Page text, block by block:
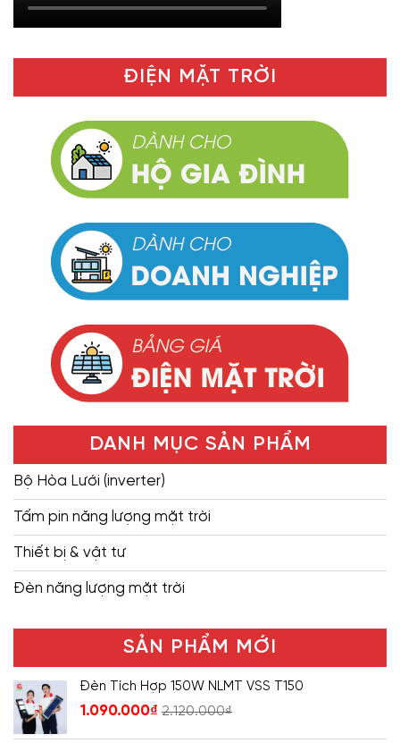
ĐIỆN MẶT TRỜI
DANH MỤC SẢN PHẨM
Bộ Hòa Lưới (inverter)
Tấm pin năng lượng mặt trời
Thiết bị & vật tư
Đèn năng lượng mặt trời
SẢN PHẨM MỚI
Đèn Tích Hợp 150W NLMT VSS T150
1.090.000₫ 2.120.000₫